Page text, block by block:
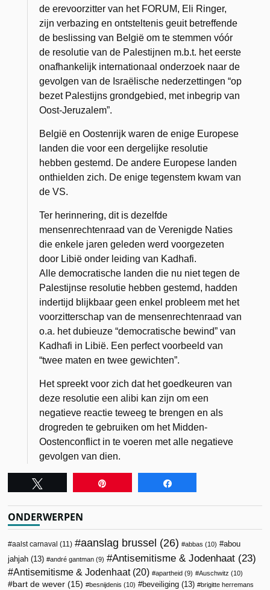
de erevoorzitter van het FORUM, Eli Ringer,
zijn verbazing en ontsteltenis geuit betreffende
de beslissing van België om te stemmen vóór
de resolutie van de Palestijnen m.b.t. het eerste
onafhankelijk internationaal onderzoek naar de
gevolgen van de Israëlische nederzettingen “op
bezet Palestijns grondgebied, met inbegrip van
Oost-Jeruzalem”.
België en Oostenrijk waren de enige Europese
landen die voor een dergelijke resolutie
hebben gestemd. De andere Europese landen
onthielden zich. De enige tegenstem kwam van
de VS.
Ter herinnering, dit is dezelfde
mensenrechtenraad van de Verenigde Naties
die enkele jaren geleden werd voorgezeten
door Libië onder leiding van Kadhafi.
Alle democratische landen die nu niet tegen de
Palestijnse resolutie hebben gestemd, hadden
indertijd blijkbaar geen enkel probleem met het
voorzitterschap van de mensenrechtenraad van
o.a. het dubieuze “democratische bewind” van
Kadhafi in Libië. Een perfect voorbeeld van
“twee maten en twee gewichten”.
Het spreekt voor zich dat het goedkeuren van
deze resolutie een alibi kan zijn om een
negatieve reactie teweeg te brengen en als
drogreden te gebruiken om het Midden-
Oostenconflict in te voeren met alle negatieve
gevolgen van dien.
ONDERWERPEN
aalst carnaval (11) aanslag brussel (26) abbas (10)
abou
jahjah (13) andré gantman (9) Antisemitisme & Jodenhaat (23)
Antisemitisme & Jodenhaat(20) apartheid (9) Auschwitz (10)
bart de wever (15) besnijdenis (10) beveiliging (13)
brigitte herremans